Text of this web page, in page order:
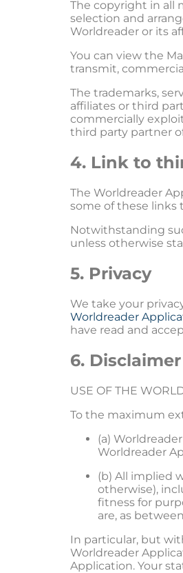
The copyright in all
selection and
Worldreader or its
You can view the
transmit,
The trademarks,
affiliates or third
commercially
third party partner
4. Link to
The Worldreader
some of these links
Notwithstanding
unless otherwise
5. Privacy
We take your
Worldreader
have read and
6.
USE OF THE
To the maximum
(a)
Worldreader
(b) All implied
otherwise),
fitness for
are, as
In particular, but
Worldreader
Application. Your